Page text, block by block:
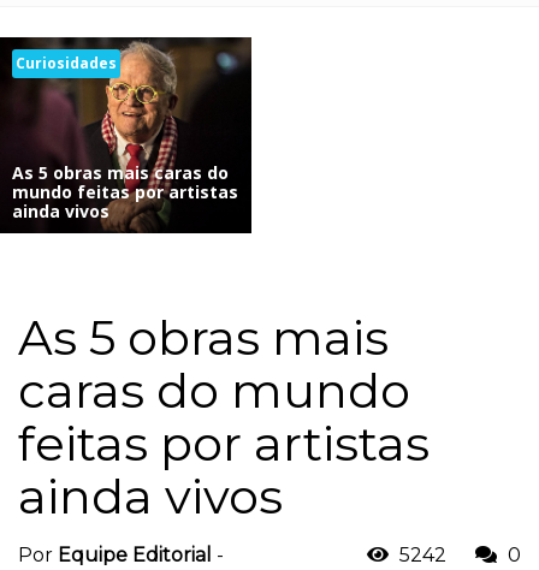
Curiosidades
As 5 obras mais caras do
mundo feitas por artistas
ainda vivos
As 5 obras mais
caras do mundo
feitas por artistas
ainda vivos
Por Equipe Editorial -
5242 0